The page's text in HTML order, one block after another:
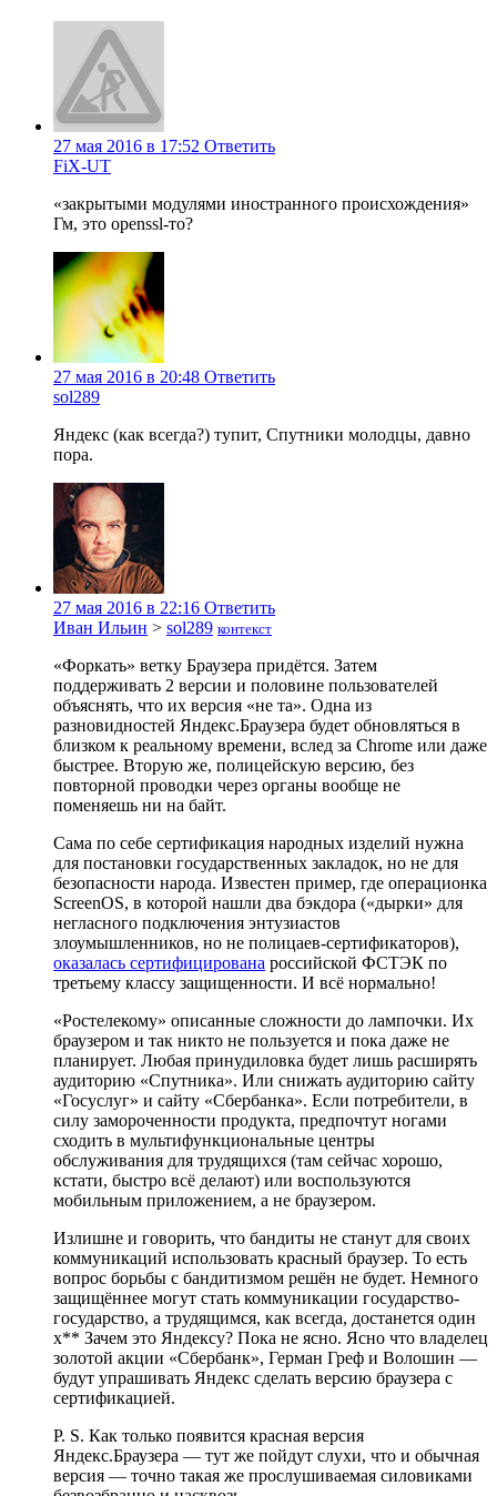
27 мая 2016 в 17:52 Ответить
FiX-UT
«закрытыми модулями иностранного происхождения»
Гм, это openssl-то?
27 мая 2016 в 20:48 Ответить
sol289
Яндекс (как всегда?) тупит, Спутники молодцы, давно
пора.
27 мая 2016 в 22:16 Ответить
Иван Ильин > sol289 контекст
«Форкать» ветку Браузера придётся. Затем
поддерживать 2 версии и половине пользователей
объяснять, что их версия «не та». Одна из
разновидностей Яндекс.Браузера будет обновляться в
близком к реальному времени, вслед за Chrome или даже
быстрее. Вторую же, полицейскую версию, без
повторной проводки через органы вообще не
поменяешь ни на байт.
Сама по себе сертификация народных изделий нужна
для постановки государственных закладок, но не для
безопасности народа. Известен пример, где операционка
ScreenOS, в которой нашли два бэкдора («дырки» для
негласного подключения энтузиастов
злоумышленников, но не полицаев-сертификаторов),
оказалась сертифицирована российской ФСТЭК по
третьему классу защищенности. И всё нормально!
«Ростелекому» описанные сложности до лампочки. Их
браузером и так никто не пользуется и пока даже не
планирует. Любая принудиловка будет лишь расширять
аудиторию «Спутника». Или снижать аудиторию сайту
«Госуслуг» и сайту «Сбербанка». Если потребители, в
силу замороченности продукта, предпочтут ногами
сходить в мультифункциональные центры
обслуживания для трудящихся (там сейчас хорошо,
кстати, быстро всё делают) или воспользуются
мобильным приложением, а не браузером.
Излишне и говорить, что бандиты не станут для своих
коммуникаций использовать красный браузер. То есть
вопрос борьбы с бандитизмом решён не будет. Немного
защищённее могут стать коммуникации государство-
государство, а трудящимся, как всегда, достанется один
х** Зачем это Яндексу? Пока не ясно. Ясно что владелец
золотой акции «Сбербанк», Герман Греф и Волошин —
будут упрашивать Яндекс сделать версию браузера с
сертификацией.
P. S. Как только появится красная версия
Яндекс.Браузера — тут же пойдут слухи, что и обычная
версия — точно такая же прослушиваемая силовиками